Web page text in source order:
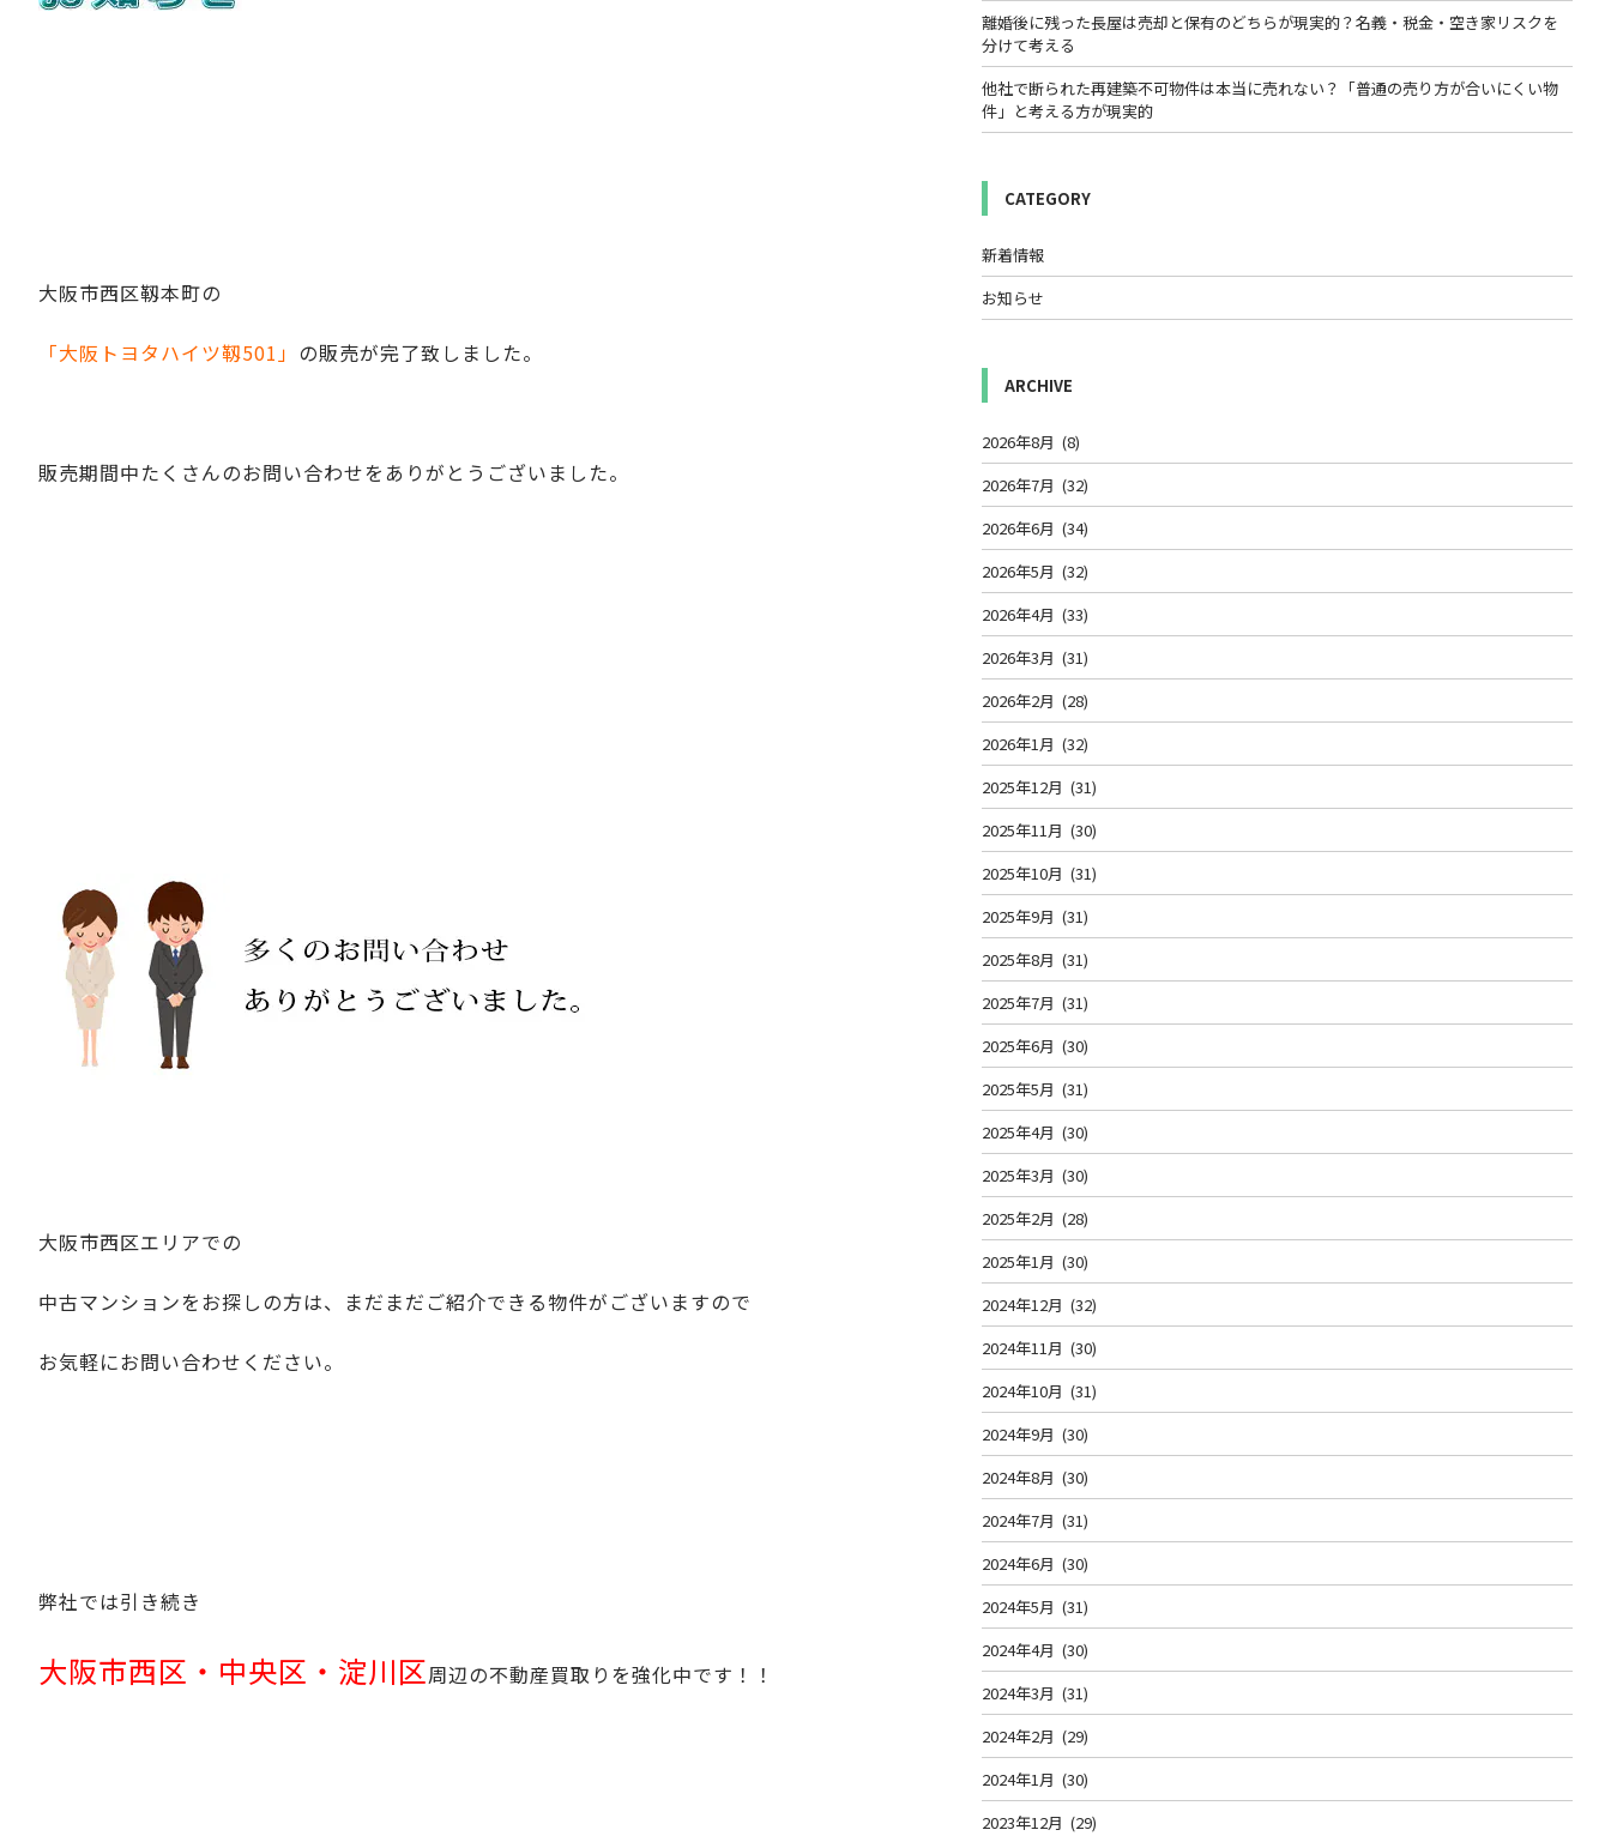
大阪市西区靱本町の
「大阪トヨタハイツ靱501」 の販売が完了致しました。
販売期間中たくさんのお問い合わせをありがとうございました。
大阪市西区エリアでの
中古マンションをお探しの方は、まだまだご紹介できる物件がございますので
お気軽にお問い合わせください。
弊社では引き続き
大阪市西区・中央区・淀川区周辺の不動産買取りを強化中です！！
離婚後に残った長屋は売却と保有のどちらが現実的？名義・税金・空き家リスクを
分けて考える
他社で断られた再建築不可物件は本当に売れない？「普通の売り方が合いにくい物
件」と考える方が現実的
CATEGORY
新着情報
お知らせ
ARCHIVE
2026年8月 (8)
2026年7月 (32)
2026年6月 (34)
2026年5月 (32)
2026年4月 (33)
2026年3月 (31)
2026年2月 (28)
2026年1月 (32)
2025年12月 (31)
2025年11月 (30)
2025年10月 (31)
2025年9月 (31)
2025年8月 (31)
2025年7月 (31)
2025年6月 (30)
2025年5月 (31)
2025年4月 (30)
2025年3月 (30)
2025年2月 (28)
2025年1月 (30)
2024年12月 (32)
2024年11月 (30)
2024年10月 (31)
2024年9月 (30)
2024年8月 (30)
2024年7月 (31)
2024年6月 (30)
2024年5月 (31)
2024年4月 (30)
2024年3月 (31)
2024年2月 (29)
2024年1月 (30)
2023年12月 (29)